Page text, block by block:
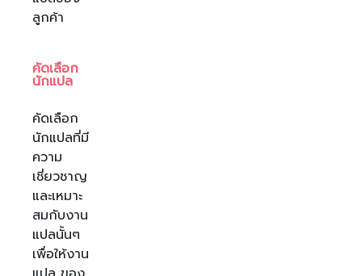
ลูกค้า
คัดเลือก
นักแปล
คัดเลือก
นักแปลที่มี
ความ
เชี่ยวชาญ
และเหมาะ
สมกับงาน
แปลนั้นๆ
เพื่อให้งาน